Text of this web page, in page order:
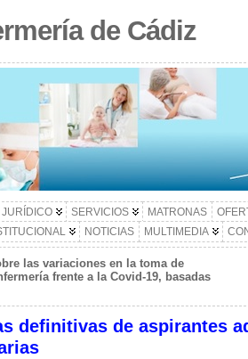
de Cádiz
JURÍDICO SERVICIOS MATRONAS
NOTICIAS MULTIMEDIA
las variaciones en la toma de
frente a la Covid-19, basadas
definitivas de aspirantes